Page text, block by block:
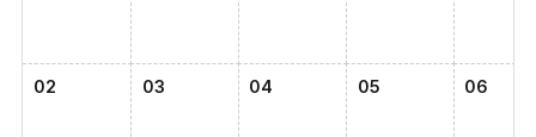
02 03 04 05 06